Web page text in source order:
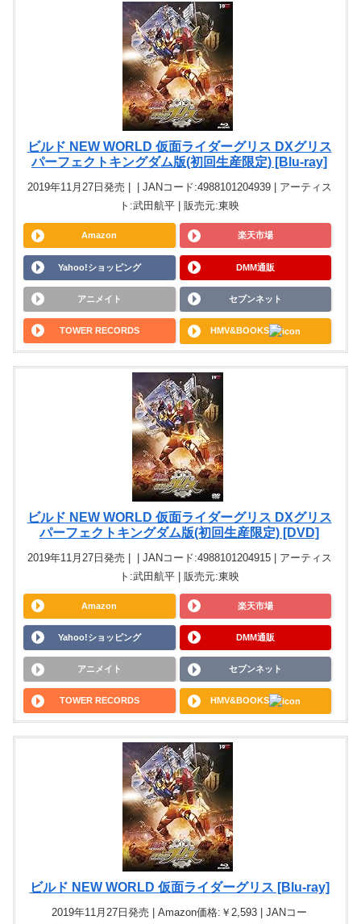
ビルド NEW WORLD 仮面ライダーグリス DXグリス
パーフェクトキングダム版(初回生産限定) [Blu-ray]
2019年11月27日発売 | | JANコード:4988101204939 | アーティス
ト:武田航平 | 販売元:東映
Amazon 楽天市場
Yahoo!ショッピング DMM通販
アニメイト セブンネット
TOWER RECORDS HMV&BOOKS
ビルド NEW WORLD 仮面ライダーグリス DXグリス
パーフェクトキングダム版(初回生産限定) [DVD]
2019年11月27日発売 | | JANコード:4988101204915 | アーティス
ト:武田航平 | 販売元:東映
Amazon 楽天市場
Yahoo!ショッピング DMM通販
アニメイト セブンネット
TOWER RECORDS HMV&BOOKS
ビルド NEW WORLD 仮面ライダーグリス [Blu-ray]
2019年11月27日発売 | Amazon価格:￥2,593 | JANコー